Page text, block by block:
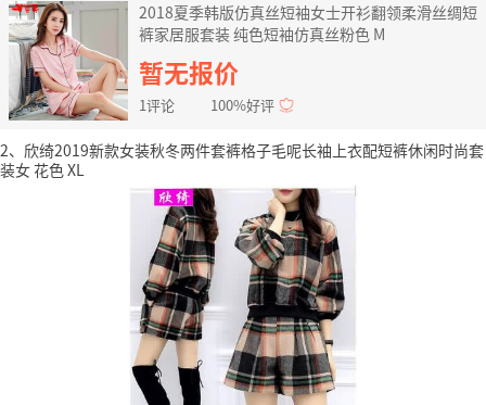
2018夏季韩版仿真丝短袖女士开衫翻领柔滑丝绸短
裤家居服套装 纯色短袖仿真丝粉色 M
暂无报价
1评论 100%好评
2、欣绮2019新款女装秋冬两件套裤格子毛呢长袖上衣配短裤休闲时尚套
装女 花色 XL